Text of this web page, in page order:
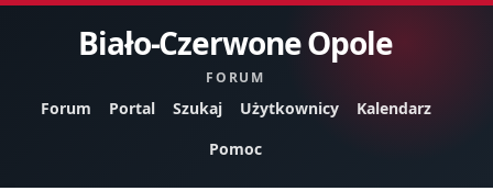
Biało-Czerwone Opole
FORUM
Forum Portal Szukaj Użytkownicy
Kalendarz
Pomoc